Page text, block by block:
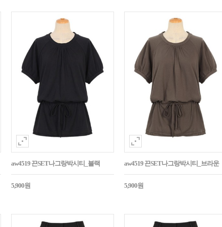
aw4519 끈SET나그랑박시티_블랙
5,900원
aw4519 끈SET나그랑박시티_브라운
5,900원